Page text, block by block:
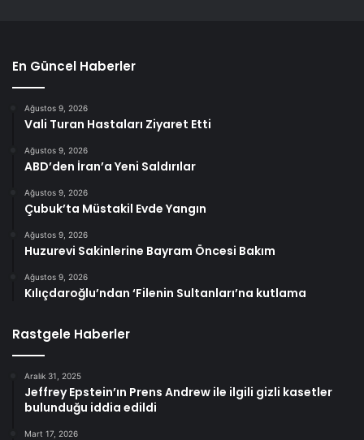
En Güncel Haberler
Ağustos 9, 2026
Vali Turan Hastaları Ziyaret Etti
Ağustos 9, 2026
ABD’den İran’a Yeni Saldırılar
Ağustos 9, 2026
Çubuk’ta Müstakil Evde Yangın
Ağustos 9, 2026
Huzurevi Sakinlerine Bayram Öncesi Bakım
Ağustos 9, 2026
Kılıçdaroğlu’ndan ‘Filenin Sultanları’na kutlama
Rastgele Haberler
Aralık 31, 2025
Jeffrey Epstein’ın Prens Andrew ile ilgili gizli kasetler
bulunduğu iddia edildi
Mart 17, 2026